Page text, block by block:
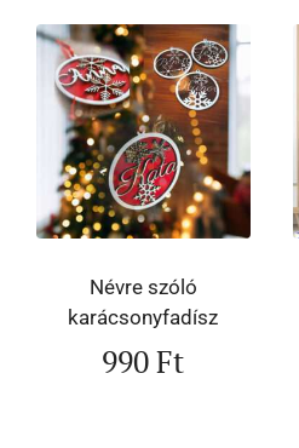
Névre szóló
karácsonyfadísz
990Ft